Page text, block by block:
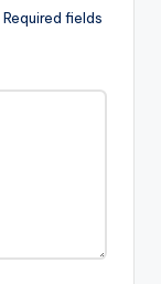
Required fields